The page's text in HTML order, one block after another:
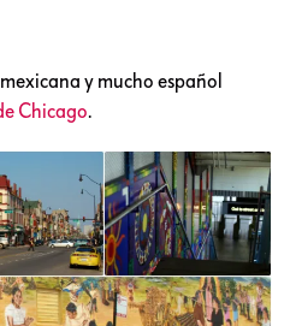
y mucho español
Chicago